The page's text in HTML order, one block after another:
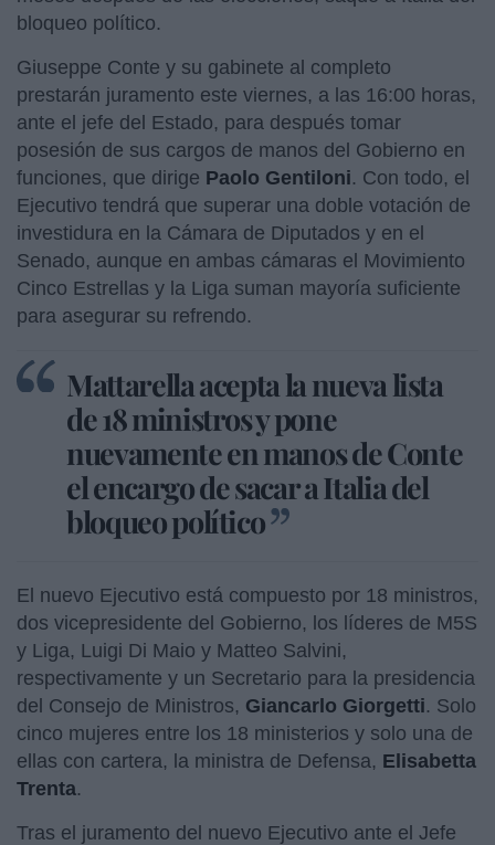
bloqueo político.
Giuseppe Conte y su gabinete al completo
prestarán juramento este viernes, a las 16:00 horas,
ante el jefe del Estado, para después tomar
posesión de sus cargos de manos del Gobierno en
funciones, que dirige Paolo Gentiloni. Con todo, el
Ejecutivo tendrá que superar una doble votación de
investidura en la Cámara de Diputados y en el
Senado, aunque en ambas cámaras el Movimiento
Cinco Estrellas y la Liga suman mayoría suficiente
para asegurar su refrendo.
Mattarella acepta la nueva lista
de 18 ministros y pone
nuevamente en manos de Conte
el encargo de sacar a Italia del
bloqueo político
El nuevo Ejecutivo está compuesto por 18 ministros,
dos vicepresidente del Gobierno, los líderes de M5S
y Liga, Luigi Di Maio y Matteo Salvini,
respectivamente y un Secretario para la presidencia
del Consejo de Ministros, Giancarlo Giorgetti. Solo
cinco mujeres entre los 18 ministerios y solo una de
ellas con cartera, la ministra de Defensa, Elisabetta
Trenta.
Tras el juramento del nuevo Ejecutivo ante el Jefe